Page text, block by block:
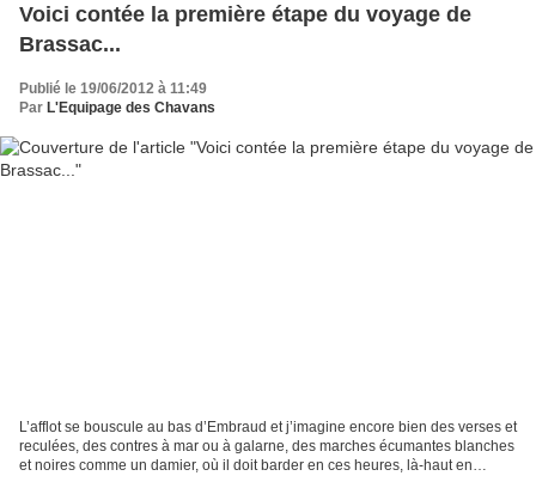
Voici contée la première étape du voyage de
Brassac...
Publié le 19/06/2012 à 11:49
Par L'Equipage des Chavans
L’afflot se bouscule au bas d’Embraud et j’imagine encore bien des verses et
reculées, des contres à mar ou à galarne, des marches écumantes blanches
et noires comme un damier, où il doit barder en ces heures, là-haut en